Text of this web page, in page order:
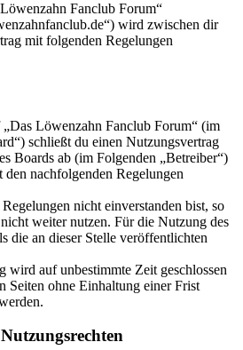
Fanclub Forum“
wird zwischen dir
mit folgenden Regelungen
Löwenzahn Fanclub Forum“ (im
schließt du einen Nutzungsvertrag
Boards ab (im Folgenden „Betreiber“)
nachfolgenden Regelungen
nicht einverstanden bist, so
weiter nutzen. Für die Nutzung des
die an dieser Stelle veröffentlichten
wird auf unbestimmte Zeit geschlossen
Seiten ohne Einhaltung einer Frist